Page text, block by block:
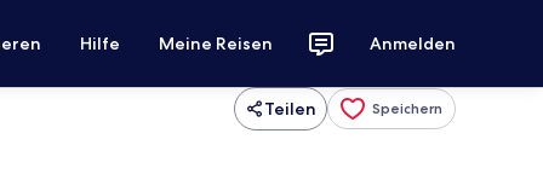
Hilfe Meine Reisen Anmelden
Teilen Speichern